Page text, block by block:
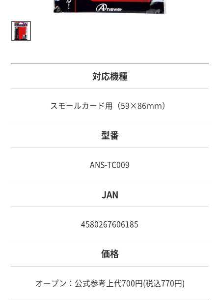
対応機種
スモールカード用（59×86ｍｍ）
型番
ANS-TC009
JAN
4580267606185
価格
オープン：公式参考上代700円(税込770円)